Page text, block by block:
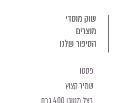
שוק מוסדי
מוצרים
הסיפור שלנו
פסטו
שמיר קצוץ